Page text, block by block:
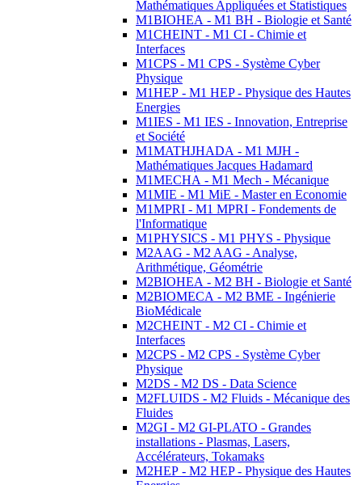
Mathématiques Appliquées et Statistiques
M1BIOHEA - M1 BH - Biologie et Santé
M1CHEINT - M1 CI - Chimie et
Interfaces
M1CPS - M1 CPS - Système Cyber
Physique
M1HEP - M1 HEP - Physique des Hautes
Energies
M1IES - M1 IES - Innovation, Entreprise
et Société
M1MATHJHADA - M1 MJH -
Mathématiques Jacques Hadamard
M1MECHA - M1 Mech - Mécanique
M1MIE - M1 MiE - Master en Economie
M1MPRI - M1 MPRI - Fondements de
l'Informatique
M1PHYSICS - M1 PHYS - Physique
M2AAG - M2 AAG - Analyse,
Arithmétique, Géométrie
M2BIOHEA - M2 BH - Biologie et Santé
M2BIOMECA - M2 BME - Ingénierie
BioMédicale
M2CHEINT - M2 CI - Chimie et
Interfaces
M2CPS - M2 CPS - Système Cyber
Physique
M2DS - M2 DS - Data Science
M2FLUIDS - M2 Fluids - Mécanique des
Fluides
M2GI - M2 GI-PLATO - Grandes
installations - Plasmas, Lasers,
Accélérateurs, Tokamaks
M2HEP - M2 HEP - Physique des Hautes